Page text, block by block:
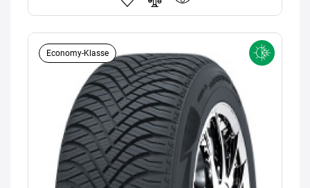
Economy-Klasse